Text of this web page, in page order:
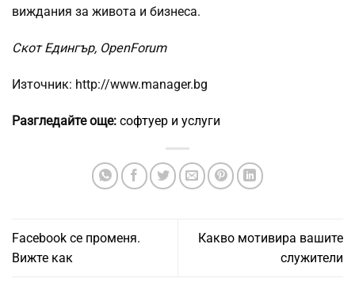
виждания за живота и бизнеса.
Скот Едингър, OpenForum
Източник: http://www.manager.bg
Разгледайте още: софтуер и услуги
Facebook се променя.
Вижте как
Какво мотивира вашите
служители